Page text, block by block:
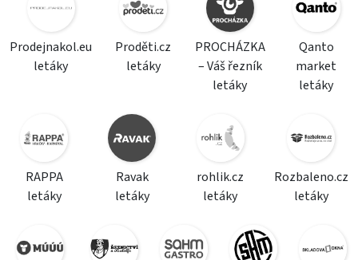
Prodejnakol.eu
letáky
Proděti.cz
letáky
PROCHÁZKA
– Váš řezník
letáky
Qanto
market
letáky
RAPPA
letáky
Ravak
letáky
rohlik.cz
letáky
Rozbaleno.cz
letáky